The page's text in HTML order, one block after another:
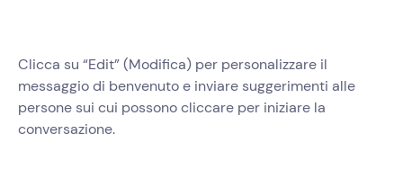
Clicca su “Edit” (Modifica) per personalizzare il
messaggio di benvenuto e inviare suggerimenti alle
persone sui cui possono cliccare per iniziare la
conversazione.